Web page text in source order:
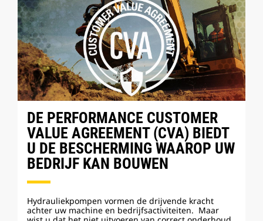
DE PERFORMANCE CUSTOMER
VALUE AGREEMENT (CVA) BIEDT
U DE BESCHERMING WAAROP UW
BEDRIJF KAN BOUWEN
Hydrauliekpompen vormen de drijvende kracht
achter uw machine en bedrijfsactiviteiten. Maar